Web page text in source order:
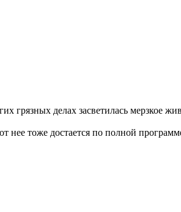
грязных делах засветилась мерзкое
нее тоже достается по полной